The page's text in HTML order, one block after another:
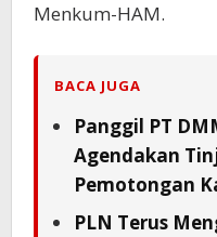
Menkum-HAM.
BACA JUGA
Panggil PT
Agendakan
Pemotongan
PLN Terus